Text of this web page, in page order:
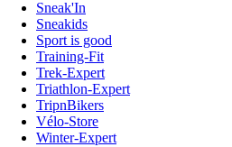
Sneak'In
Sneakids
Sport is good
Training-Fit
Trek-Expert
Triathlon-Expert
TripnBikers
Vélo-Store
Winter-Expert